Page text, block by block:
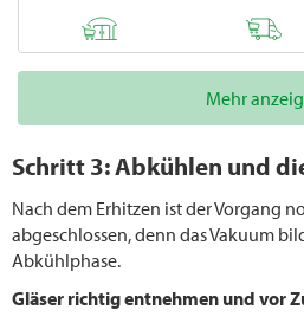
Mehr
Schritt 3: Abkühlen und
Nach dem Erhitzen ist der Vorgang
abgeschlossen, denn das Vakuum
Abkühlphase.
Gläser richtig entnehmen und vor